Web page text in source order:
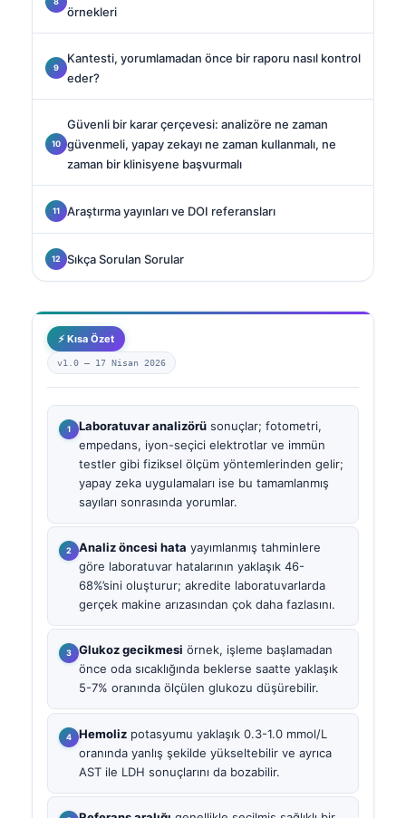
örnekleri
Kantesti, yorumlamadan önce bir raporu nasıl kontrol
eder?
Güvenli bir karar çerçevesi: analizöre ne zaman
güvenmeli, yapay zekayı ne zaman kullanmalı, ne
zaman bir klinisyene başvurmalı
Araştırma yayınları ve DOI referansları
Sıkça Sorulan Sorular
⚡ Kısa Özet
v1.0 — 17 Nisan 2026
Laboratuvar analizörü sonuçlar; fotometri,
empedans, iyon-seçici elektrotlar ve immün
testler gibi fiziksel ölçüm yöntemlerinden gelir;
yapay zeka uygulamaları ise bu tamamlanmış
sayıları sonrasında yorumlar.
Analiz öncesi hata yayımlanmış tahminlere
göre laboratuvar hatalarının yaklaşık 46-
68%’sini oluşturur; akredite laboratuvarlarda
gerçek makine arızasından çok daha fazlasını.
Glukoz gecikmesi örnek, işleme başlamadan
önce oda sıcaklığında beklerse saatte yaklaşık
5-7% oranında ölçülen glukozu düşürebilir.
Hemoliz potasyumu yaklaşık 0.3-1.0 mmol/L
oranında yanlış şekilde yükseltebilir ve ayrıca
AST ile LDH sonuçlarını da bozabilir.